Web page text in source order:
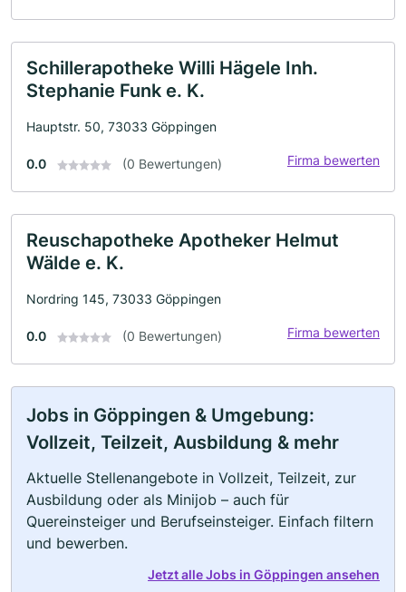
Schillerapotheke Willi Hägele Inh.
Stephanie Funk e. K.
Hauptstr. 50, 73033 Göppingen
0.0 (0 Bewertungen) Firma bewerten
Reuschapotheke Apotheker Helmut
Wälde e. K.
Nordring 145, 73033 Göppingen
0.0 (0 Bewertungen) Firma bewerten
Jobs in Göppingen & Umgebung:
Vollzeit, Teilzeit, Ausbildung & mehr
Aktuelle Stellenangebote in Vollzeit, Teilzeit, zur
Ausbildung oder als Minijob – auch für
Quereinsteiger und Berufseinsteiger. Einfach filtern
und bewerben.
Jetzt alle Jobs in Göppingen ansehen